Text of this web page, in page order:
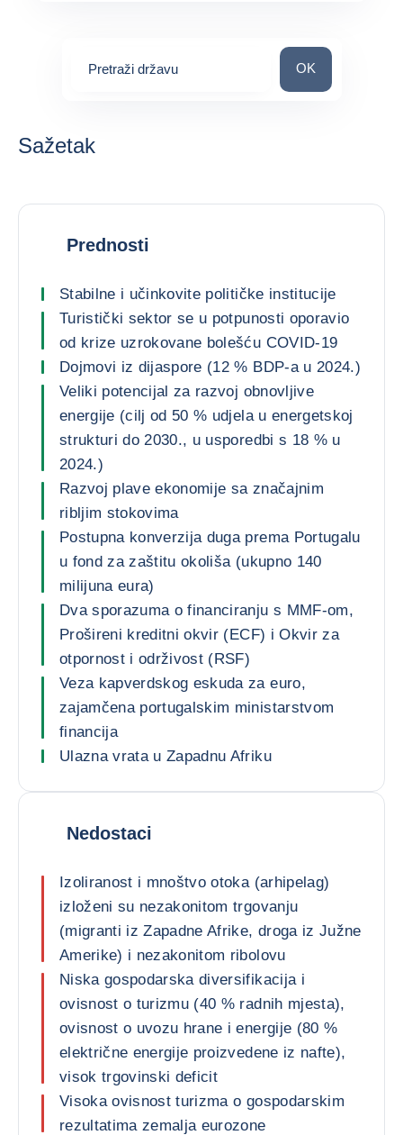
Pretraži državu Pretraži državu
OK
Sažetak
Prednosti
Stabilne i učinkovite političke institucije
Turistički sektor se u potpunosti oporavio
od krize uzrokovane bolešću COVID-19
Dojmovi iz dijaspore (12 % BDP-a u 2024.)
Veliki potencijal za razvoj obnovljive
energije (cilj od 50 % udjela u energetskoj
strukturi do 2030., u usporedbi s 18 % u
2024.)
Razvoj plave ekonomije sa značajnim
ribljim stokovima
Postupna konverzija duga prema Portugalu
u fond za zaštitu okoliša (ukupno 140
milijuna eura)
Dva sporazuma o financiranju s MMF-om,
Prošireni kreditni okvir (ECF) i Okvir za
otpornost i održivost (RSF)
Veza kapverdskog eskuda za euro,
zajamčena portugalskim ministarstvom
financija
Ulazna vrata u Zapadnu Afriku
Nedostaci
Izoliranost i mnoštvo otoka (arhipelag)
izloženi su nezakonitom trgovanju
(migranti iz Zapadne Afrike, droga iz Južne
Amerike) i nezakonitom ribolovu
Niska gospodarska diversifikacija i
ovisnost o turizmu (40 % radnih mjesta),
ovisnost o uvozu hrane i energije (80 %
električne energije proizvedene iz nafte),
visok trgovinski deficit
Visoka ovisnost turizma o gospodarskim
rezultatima zemalja eurozone